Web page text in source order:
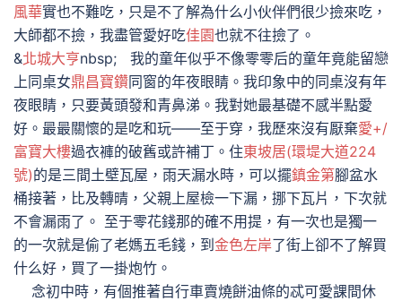
風華實也不難吃，只是不了解為什么小伙伴們很少撿來吃，
大師都不撿，我盡管愛好吃佳園也就不往撿了。
&北城大亨nbsp; 我的童年似乎不像零零后的童年竟能留戀
上同桌女鼎昌寶鑽同窗的年夜眼睛。我印象中的同桌沒有年
夜眼睛，只要黃頭發和青鼻涕。我對她最基礎不感半點愛
好。最最關懷的是吃和玩——至于穿，我歷來沒有厭棄愛+/
富寶大樓過衣褲的破舊或許補丁。住東坡居(環堤大道224
號)的是三間土壁瓦屋，雨天漏水時，可以擺鎮金第腳盆水
桶接著，比及轉晴，父親上屋檢一下漏，挪下瓦片，下次就
不會漏雨了。 至于零花錢那的確不用提，有一次也是獨一
的一次就是偷了老媽五毛錢，到 金色左岸了街上卻不了解買
什么好，買了一掛炮竹。
念初中時，有個推著自行車賣燒餅油條的忒可愛課間休